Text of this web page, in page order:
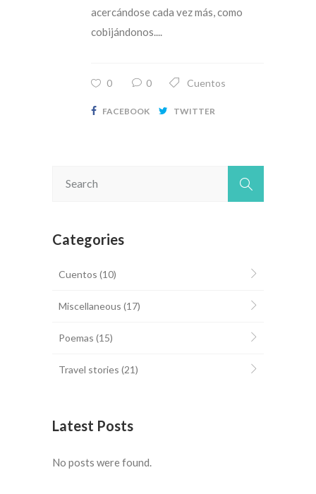
acercándose cada vez más, como
cobijándonos....
0 0 Cuentos
FACEBOOK TWITTER
Categories
Cuentos (10)
Miscellaneous (17)
Poemas (15)
Travel stories (21)
Latest Posts
No posts were found.